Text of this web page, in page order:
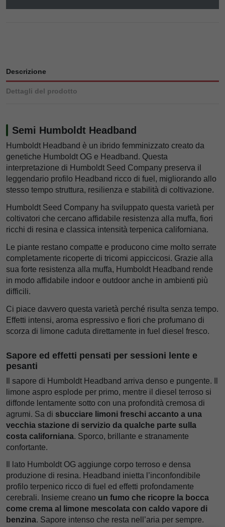
Descrizione
Dettagli del prodotto
Semi Humboldt Headband
Humboldt Headband è un ibrido femminizzato creato da
genetiche Humboldt OG e Headband. Questa
interpretazione di Humboldt Seed Company preserva il
leggendario profilo Headband ricco di fuel, migliorando allo
stesso tempo struttura, resilienza e stabilità di coltivazione.
Humboldt Seed Company ha sviluppato questa varietà per
coltivatori che cercano affidabile resistenza alla muffa, fiori
ricchi di resina e classica intensità terpenica californiana.
Le piante restano compatte e producono cime molto serrate
completamente ricoperte di tricomi appiccicosi. Grazie alla
sua forte resistenza alla muffa, Humboldt Headband rende
in modo affidabile indoor e outdoor anche in ambienti più
difficili.
Ci piace davvero questa varietà perché risulta senza tempo.
Effetti intensi, aroma espressivo e fiori che profumano di
scorza di limone caduta direttamente in fuel diesel fresco.
Sapore ed effetti pensati per sessioni lente e
pesanti
Il sapore di Humboldt Headband arriva denso e pungente. Il
limone aspro esplode per primo, mentre il diesel terroso si
diffonde lentamente sotto con una profondità cremosa di
agrumi. Sa di sbucciare limoni freschi accanto a una
vecchia stazione di servizio da qualche parte sulla
costa californiana. Sporco, brillante e stranamente
confortante.
Il lato Humboldt OG aggiunge corpo terroso e densa
produzione di resina. Headband inietta l’inconfondibile
profilo terpenico ricco di fuel ed effetti profondamente
cerebrali. Insieme creano un fumo che ricopre la bocca
come crema al limone mescolata con caldo vapore di
benzina. Sapore intenso che resta nell’aria per sempre.